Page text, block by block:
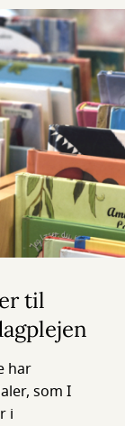
til
har
som I
i